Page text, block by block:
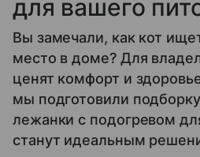
для вашего
Вы замечали, как кот
место в доме? Для
ценят комфорт и
мы подготовили
лежанки с подогревом
станут идеальным